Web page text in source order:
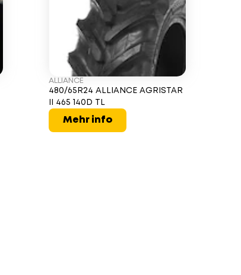
ALLIANCE
480/65R24 ALLIANCE AGRISTAR
II 465 140D TL
Mehr info